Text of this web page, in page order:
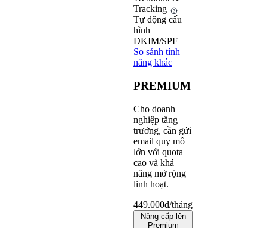
Tracking
Tự động cấu
hình
DKIM/SPF
So sánh tính
năng khác
PREMIUM
Cho doanh
nghiệp tăng
trưởng, cần gửi
email quy mô
lớn với quota
cao và khả
năng mở rộng
linh hoạt.
449.000đ/tháng
Nâng cấp lên
Premium